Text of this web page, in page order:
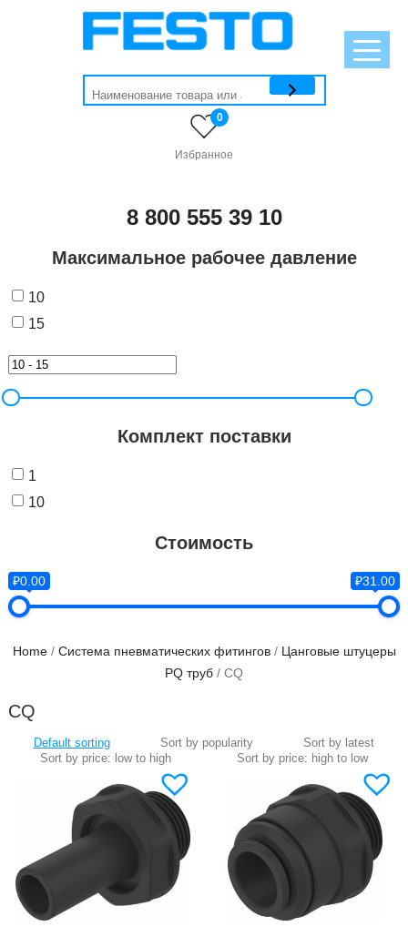
Избранное
0
8 800 555 39 10
Максимальное рабочее давление
10
15
Комплект поставки
1
10
Стоимость
₽0.00 ₽31.00
Home/ Система пневматических фитингов/ Цанговые штуцеры
PQ труб / CQ
CQ